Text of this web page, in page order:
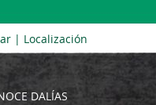
| Localización
DALÍAS